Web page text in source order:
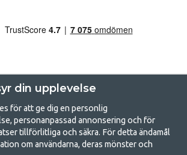
din upplevelse
för att ge dig en personlig
personanpassad annonsering och för
tillförlitliga och säkra. För detta ändamål
om användarna, deras mönster och